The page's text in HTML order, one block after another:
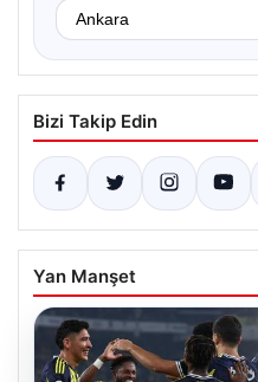
Bizi Takip Edin
Yan Manşet